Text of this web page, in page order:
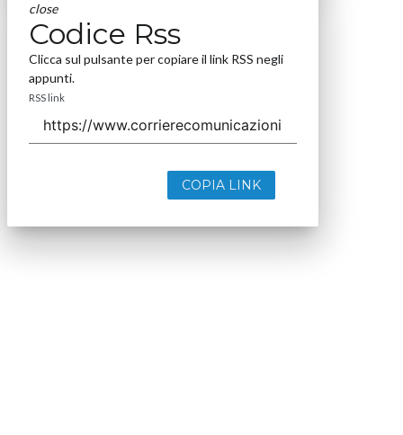
close
Codice Rss
Clicca sul pulsante per copiare il link RSS negli
appunti.
RSS link
COPIA LINK